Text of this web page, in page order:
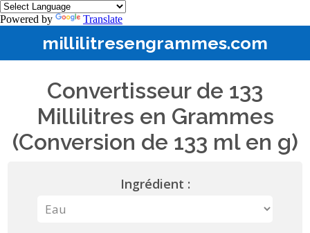
Powered by Translate
millilitresengrammes.com
Convertisseur de 133
Millilitres en Grammes
(Conversion de 133 ml en g)
Ingrédient :